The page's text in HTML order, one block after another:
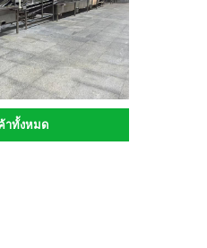
าทั้งหมด